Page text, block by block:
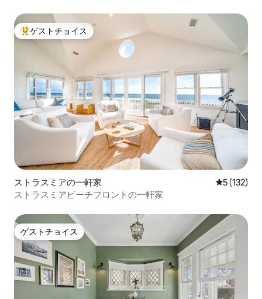
大好評のゲストチョイスです。
ゲストチョイス
ストラスミアの一軒家 レビュー
5 (132)
ストラスミアビーチフロントの一軒家
ゲストチョイス
ゲストチョイス